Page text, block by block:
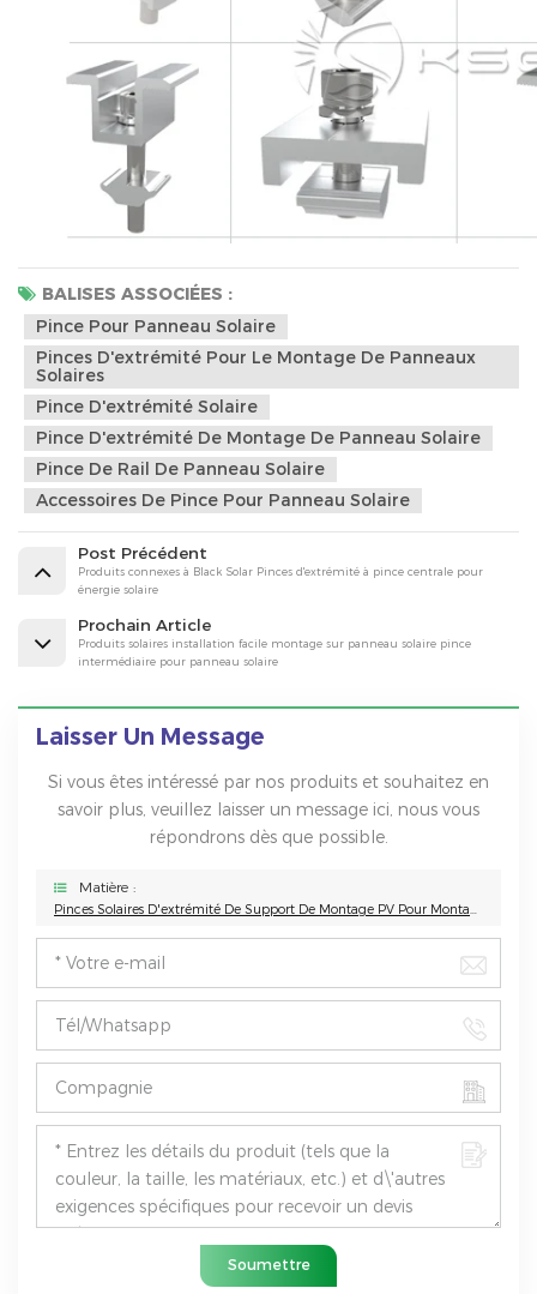
BALISES ASSOCIÉES :
Pince Pour Panneau Solaire
Pinces D'extrémité Pour Le Montage De Panneaux
Solaires
Pince D'extrémité Solaire
Pince D'extrémité De Montage De Panneau Solaire
Pince De Rail De Panneau Solaire
Accessoires De Pince Pour Panneau Solaire
Post Précédent
Produits connexes à Black Solar Pinces d'extrémité à pince centrale pour
énergie solaire
Prochain Article
Produits solaires installation facile montage sur panneau solaire pince
intermédiaire pour panneau solaire
Laisser Un Message
Si vous êtes intéressé par nos produits et souhaitez en
savoir plus, veuillez laisser un message ici, nous vous
répondrons dès que possible.
Matière :
Pinces Solaires D'extrémité De Support De Montage PV Pour Montage De Panneaux Solaires En Aluminium Sur Le Toit
Soumettre